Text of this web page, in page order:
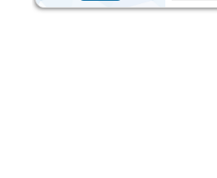
عروض حصرية تصل إلى 30% على زيب بين. وفّر على الأجهزة المنزلية